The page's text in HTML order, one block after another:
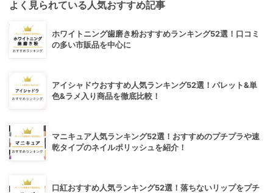
よく見られている人気おすすめ記事
ホワイトニング歯磨き粉おすすめランキング52選！口コミ
の多い市販品を中心に
アイシャドウおすすめ人気ランキング52選！パレット&単
色&ラメ入り商品を徹底比較！
マニキュア人気ランキング52選！おすすめのプチプラや速
乾タイプのネイルポリッシュを紹介！
口紅おすすめ人気ランキング52選！落ちないリップをプチ